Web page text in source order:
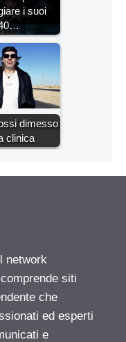
i suoi
dimesso
clinica
network
siti
che
ed esperti
e